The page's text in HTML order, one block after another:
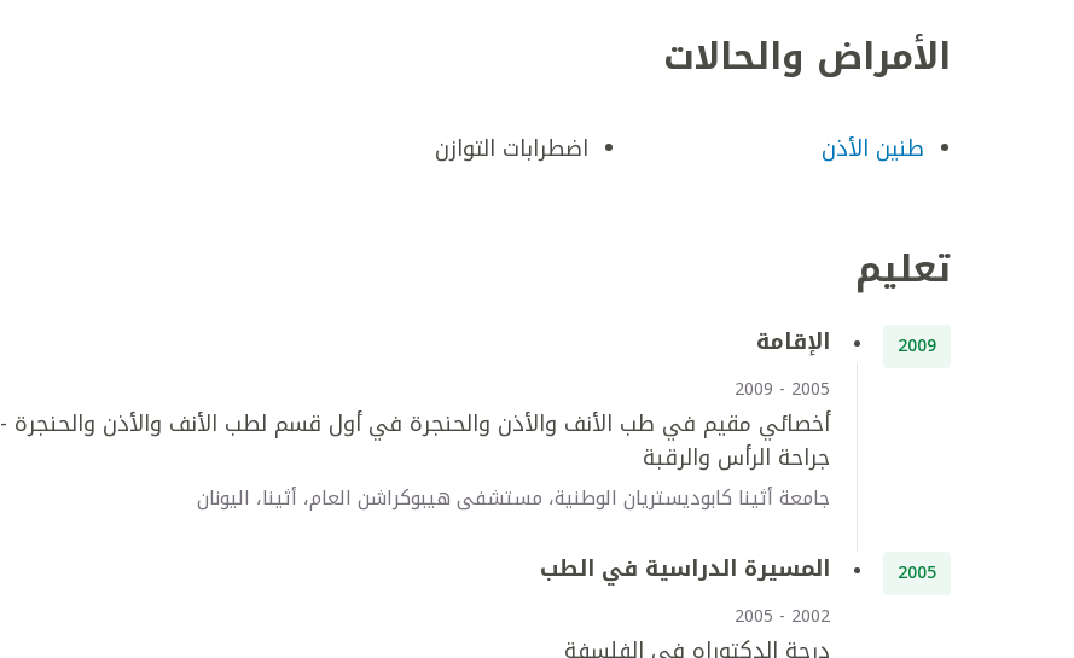
الأمراض والحالات
طنين الأذن اضطرابات التوازن
تعليم
2009 الإقامة
2005 - 2009
أخصائي مقيم في طب الأنف والأذن والحنجرة في أول قسم لطب الأنف والأذن والحنجرة -
جراحة الرأس والرقبة
جامعة أثينا كابوديستريان الوطنية، مستشفى هيبوكراشن العام، أثينا، اليونان
2005 المسيرة الدراسية في الطب
2002 - 2005